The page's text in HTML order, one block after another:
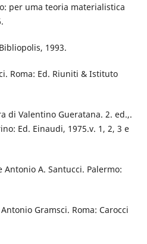
per uma teoria materialistica
1993.
Roma: Ed. Riuniti & Istituto
di Valentino Gueratana. 2. ed.,.
Ed. Einaudi, 1975.v. 1, 2, 3 e
Antonio A. Santucci. Palermo:
Gramsci. Roma: Carocci